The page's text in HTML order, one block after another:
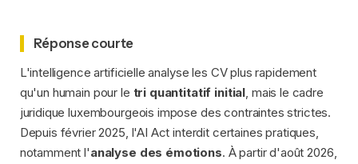
Réponse courte
L'intelligence artificielle analyse les CV plus rapidement
qu'un humain pour le tri quantitatif initial , mais le cadre
juridique luxembourgeois impose des contraintes strictes.
Depuis février 2025, l'AI Act interdit certaines pratiques,
notamment l'analyse des émotions. À partir d'août 2026,